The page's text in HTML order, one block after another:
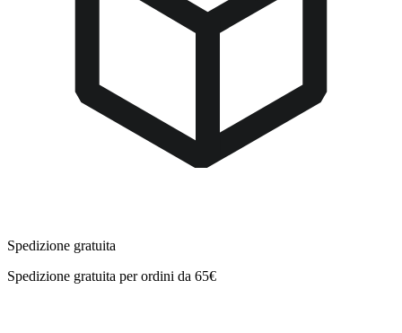
Spedizione gratuita
Spedizione gratuita per ordini da 65€